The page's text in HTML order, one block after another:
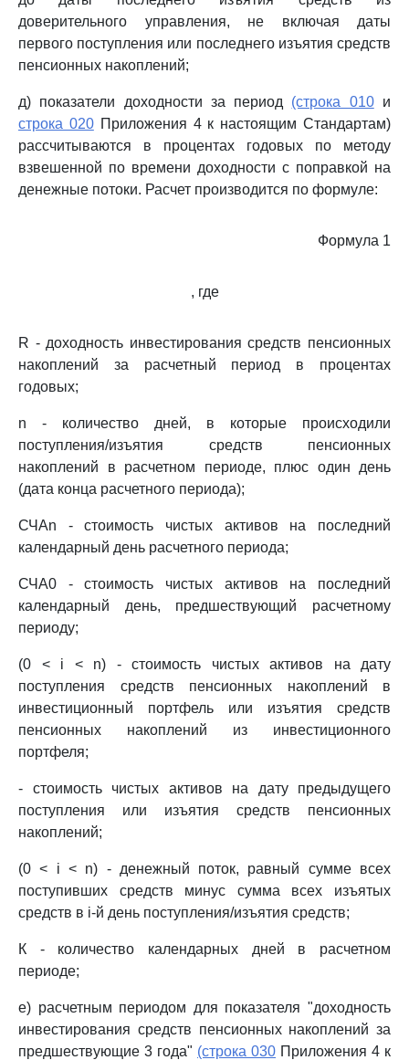
доверительного управления, не включая даты
первого поступления или последнего изъятия средств
пенсионных накоплений;
д) показатели доходности за период (строка 010и
строка 020Приложения 4 к настоящим Стандартам)
рассчитываются в процентах годовых по методу
взвешенной по времени доходности с поправкой на
денежные потоки. Расчет производится по формуле:
Формула 1
, где
R - доходность инвестирования средств пенсионных
накоплений за расчетный период в процентах
годовых;
n - количество дней, в которые происходили
поступления/изъятия средств пенсионных
накоплений в расчетном периоде, плюс один день
(дата конца расчетного периода);
СЧАn - стоимость чистых активов на последний
календарный день расчетного периода;
СЧА0 - стоимость чистых активов на последний
календарный день, предшествующий расчетному
периоду;
(0 < i < n) - стоимость чистых активов на дату
поступления средств пенсионных накоплений в
инвестиционный портфель или изъятия средств
пенсионных накоплений из инвестиционного
портфеля;
- стоимость чистых активов на дату предыдущего
поступления или изъятия средств пенсионных
накоплений;
(0 < i < n) - денежный поток, равный сумме всех
поступивших средств минус сумма всех изъятых
средств в i-й день поступления/изъятия средств;
К - количество календарных дней в расчетном
периоде;
е) расчетным периодом для показателя "доходность
инвестирования средств пенсионных накоплений за
предшествующие 3 года" (строка 030 Приложения 4 к